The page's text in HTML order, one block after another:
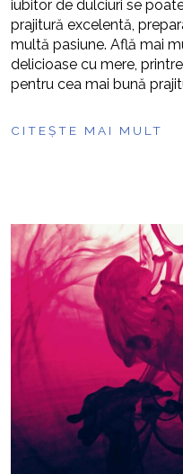
iubitor de dulciuri se
prajitură excelentă,
multă pasiune. Află mai
delicioase cu mere,
pentru cea mai bună
CITEȘTE MAI MULT